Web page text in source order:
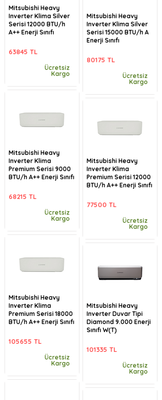
Mitsubishi Heavy
Inverter Klima Silver
Serisi 12000 BTU/h
A++ Enerji Sınıfı
63845 TL
Ücretsiz
Kargo
Mitsubishi Heavy
Inverter Klima
Premium Serisi 9000
BTU/h A++ Enerji Sınıfı
68215 TL
Ücretsiz
Kargo
Mitsubishi Heavy
Inverter Klima
Premium Serisi 18000
BTU/h A++ Enerji Sınıfı
105655 TL
Ücretsiz
Kargo
Mitsubishi Heavy
Inverter Klima Silver
Serisi 15000 BTU/h A
Enerji Sınıfı
80175 TL
Ücretsiz
Kargo
Mitsubishi Heavy
Inverter Klima
Premium Serisi 12000
BTU/h A++ Enerji Sınıfı
77500 TL
Ücretsiz
Kargo
Mitsubishi Heavy
Inverter Duvar Tipi
Diamond 9.000 Enerji
Sınıfı W(T)
101335 TL
Ücretsiz
Kargo